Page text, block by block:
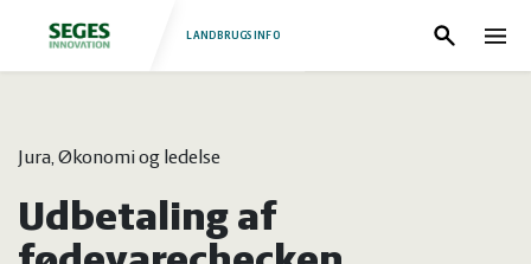
Fjerkræ
Heste
LANDBRUGSINFO Søg
Jura, Økonomi og ledelse
Udbetaling af